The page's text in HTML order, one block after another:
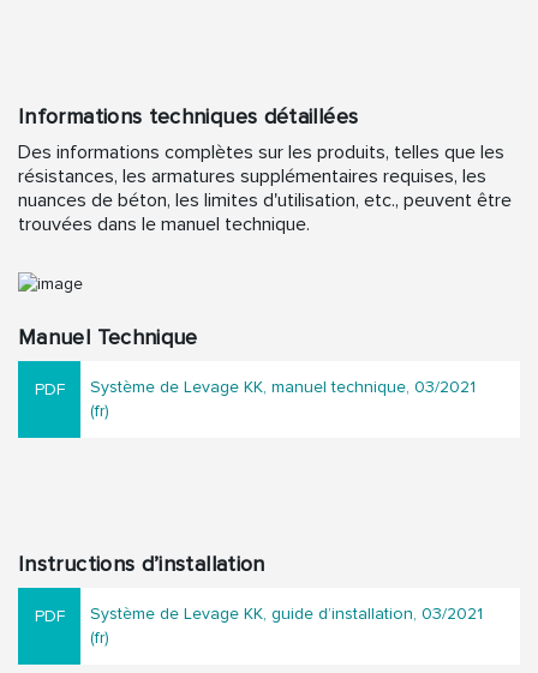
Informations techniques détaillées
Des informations complètes sur les produits, telles que les
résistances, les armatures supplémentaires requises, les
nuances de béton, les limites d'utilisation, etc., peuvent être
trouvées dans le manuel technique.
Manuel Technique
Système de Levage KK, manuel technique, 03/2021
(fr)
Instructions d’installation
Système de Levage KK, guide d’installation, 03/2021
(fr)